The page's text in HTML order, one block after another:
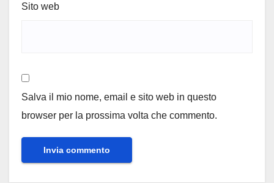
Sito web
Salva il mio nome, email e sito web in questo
browser per la prossima volta che commento.